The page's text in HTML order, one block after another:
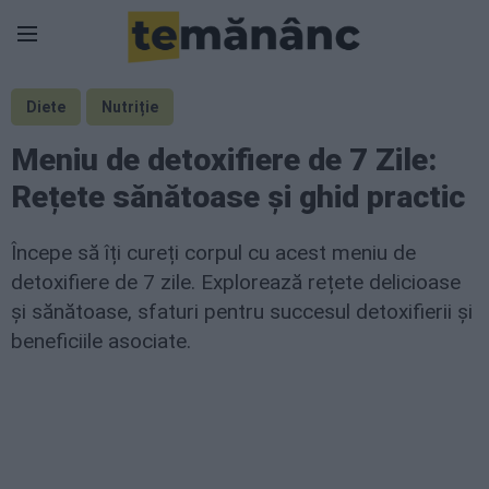
Diete Nutriție
Meniu de detoxifiere de 7 Zile:
Rețete sănătoase și ghid practic
Începe să îți cureți corpul cu acest meniu de
detoxifiere de 7 zile. Explorează rețete delicioase
și sănătoase, sfaturi pentru succesul detoxifierii și
beneficiile asociate.